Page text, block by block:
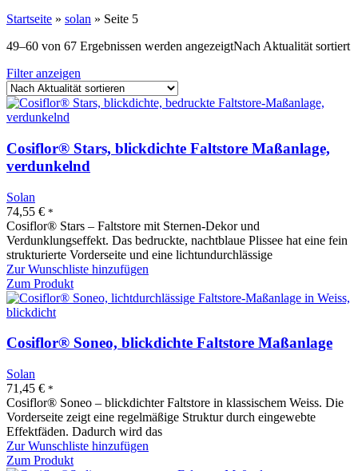
Startseite » solan » Seite 5
49–60 von 67 Ergebnissen werden angezeigtNach Aktualität sortiert
Filter anzeigen
Cosiflor® Stars, blickdichte Faltstore Maßanlage,
verdunkelnd
Solan
74,55 € *
Cosiflor® Stars – Faltstore mit Sternen-Dekor und
Verdunklungseffekt. Das bedruckte, nachtblaue Plissee hat eine fein
strukturierte Vorderseite und eine lichtundurchlässige
Zur Wunschliste hinzufügen
Zum Produkt
Cosiflor® Soneo, blickdichte Faltstore Maßanlage
Solan
71,45 € *
Cosiflor® Soneo – blickdichter Faltstore in klassischem Weiss. Die
Vorderseite zeigt eine regelmäßige Struktur durch eingewebte
Effektfäden. Dadurch wird das
Zur Wunschliste hinzufügen
Zum Produkt